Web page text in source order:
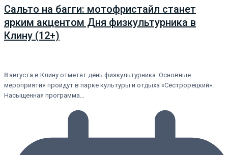
Сальто на багги: мотофристайл станет
ярким акцентом Дня физкультурника в
Клину (12+)
8 августа в Клину отметят день физкультурника. Основные
мероприятия пройдут в парке культуры и отдыха «Сестрорецкий».
Насыщенная программа…